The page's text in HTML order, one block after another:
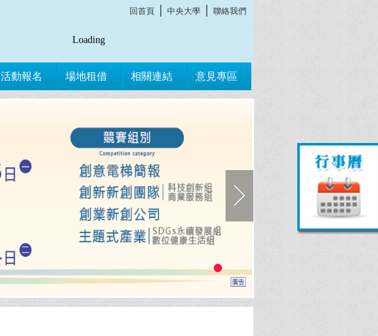
回首頁│ 中央大學│ 聯絡我們
Loading
活動報名 場地租借 相關連結 意見專區